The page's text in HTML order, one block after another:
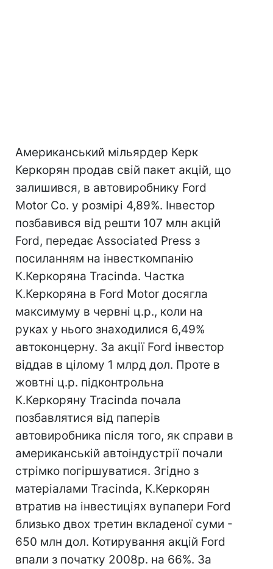
Американський мільярдер Керк
Керкорян продав свій пакет акцій, що
залишився, в автовиробнику Ford
Motor Co. у розмірі 4,89%. Інвестор
позбавився від решти 107 млн акцій
Ford, передає Associated Press з
посиланням на інвесткомпанію
К.Керкоряна Tracinda. Частка
К.Керкоряна в Ford Motor досягла
максимуму в червні ц.р., коли на
руках у нього знаходилися 6,49%
автоконцерну. За акції Ford інвестор
віддав в цілому 1 млрд дол. Проте в
жовтні ц.р. підконтрольна
К.Керкоряну Tracinda почала
позбавлятися від паперів
автовиробника після того, як справи в
американській автоіндустрії почали
стрімко погіршуватися. Згідно з
матеріалами Tracinda, К.Керкорян
втратив на інвестиціях вупапери Ford
близько двох третин вкладеної суми -
650 млн дол. Котирування акцій Ford
впали з початку 2008р. на 66%. За